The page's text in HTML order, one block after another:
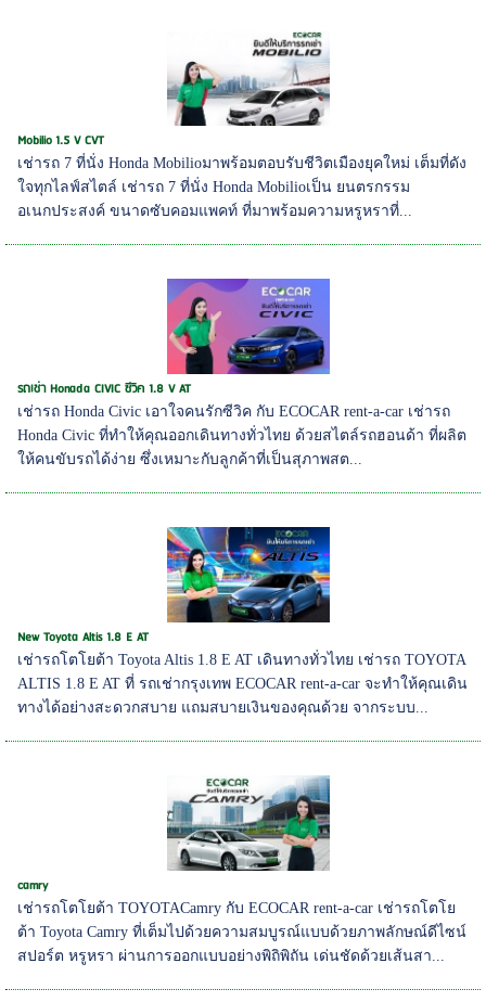
Mobilio 1.5 V CVT
เช่ารถ 7 ที่นั่ง Honda Mobilioมาพร้อมตอบรับชีวิตเมืองยุคใหม่ เต็มที่ดัง
ใจทุกไลฟ์สไตล์ เช่ารถ 7 ที่นั่ง Honda Mobilioเป็น ยนตรกรรม
อเนกประสงค์ ขนาดซับคอมแพคท์ ที่มาพร้อมความหรูหราที่...
รถเช่า Honada CIVIC ซีวิค 1.8 V AT
เช่ารถ Honda Civic เอาใจคนรักซีวิค กับ ECOCAR rent-a-car เช่ารถ
Honda Civic ที่ทำให้คุณออกเดินทางทั่วไทย ด้วยสไตล์รถฮอนด้า ที่ผลิต
ให้คนขับรถได้ง่าย ซึ่งเหมาะกับลูกค้าที่เป็นสุภาพสต...
New Toyota Altis 1.8 E AT
เช่ารถโตโยต้า Toyota Altis 1.8 E AT เดินทางทั่วไทย เช่ารถ TOYOTA
ALTIS 1.8 E AT ที่ รถเช่ากรุงเทพ ECOCAR rent-a-car จะทำให้คุณเดิน
ทางได้อย่างสะดวกสบาย แถมสบายเงินของคุณด้วย จากระบบ...
camry
เช่ารถโตโยต้า TOYOTACamry กับ ECOCAR rent-a-car เช่ารถโตโย
ต้า Toyota Camry ที่เต็มไปด้วยความสมบูรณ์แบบด้วยภาพลักษณ์ดีไซน์
สปอร์ต หรูหรา ผ่านการออกแบบอย่างพิถิพิถัน เด่นชัดด้วยเส้นสา...